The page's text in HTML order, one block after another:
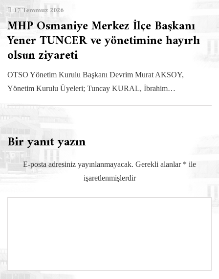
17 Temmuz 2026
MHP Osmaniye Merkez İlçe Başkanı
Yener TUNCER ve yönetimine hayırlı
olsun ziyareti
OTSO Yönetim Kurulu Başkanı Devrim Murat AKSOY,
Yönetim Kurulu Üyeleri; Tuncay KURAL, İbrahim…
Bir yanıt yazın
E-posta adresiniz yayınlanmayacak. Gerekli alanlar * ile
işaretlenmişlerdir